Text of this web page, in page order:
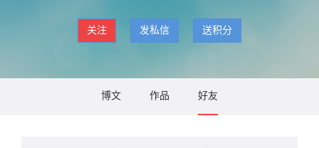
关注 发私信 送积分
博文 作品 好友